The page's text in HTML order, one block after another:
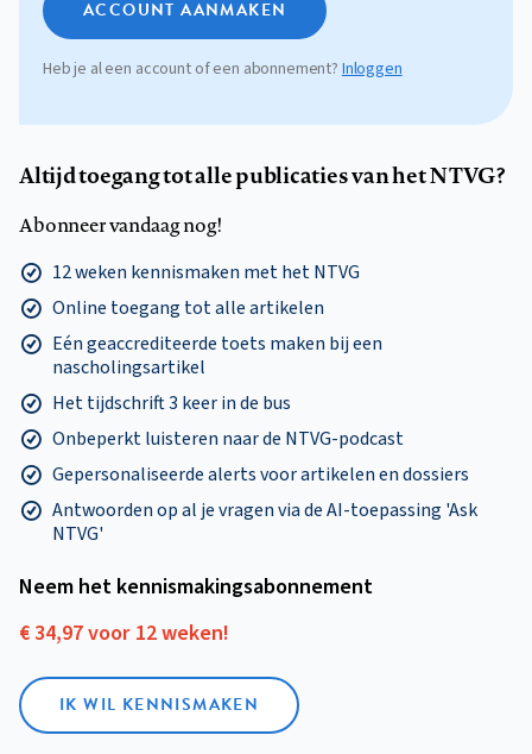
ACCOUNT AANMAKEN
Heb je al een account of een abonnement? Inloggen
Altijd toegang tot alle publicaties van het NTVG?
Abonneer vandaag nog!
12 weken kennismaken met het NTVG
Online toegang tot alle artikelen
Eén geaccrediteerde toets maken bij een
nascholingsartikel
Het tijdschrift 3 keer in de bus
Onbeperkt luisteren naar de NTVG-podcast
Gepersonaliseerde alerts voor artikelen en dossiers
Antwoorden op al je vragen via de AI-toepassing 'Ask
NTVG'
Neem het kennismakings­abonnement
€ 34,97 voor 12 weken!
IK WIL KENNISMAKEN